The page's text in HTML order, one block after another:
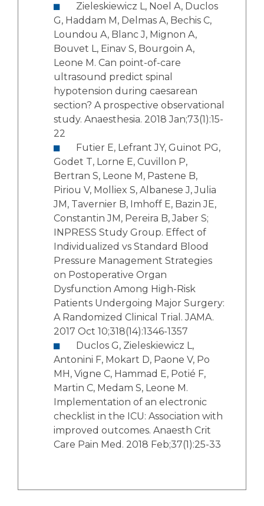
G, Haddam M, Delmas A, Bechis C,
Loundou A, Blanc J, Mignon A,
Bouvet L, Einav S, Bourgoin A,
Leone M. Can point-of-care
ultrasound predict spinal
hypotension during caesarean
section? A prospective observational
study. Anaesthesia. 2018 Jan;73(1):15-
22
Godet T, Lorne E, Cuvillon P,
Bertran S, Leone M, Pastene B,
Piriou V, Molliex S, Albanese J, Julia
JM, Tavernier B, Imhoff E, Bazin JE,
Constantin JM, Pereira B, Jaber S;
INPRESS Study Group. Effect of
Individualized vs Standard Blood
Pressure Management Strategies
on Postoperative Organ
Dysfunction Among High-Risk
Patients Undergoing Major Surgery:
A Randomized Clinical Trial. JAMA.
2017 Oct 10;318(14):1346-1357
Antonini F, Mokart D, Paone V, Po
MH, Vigne C, Hammad E, Potié F,
Martin C, Medam S, Leone M.
Implementation of an electronic
checklist in the ICU: Association with
improved outcomes. Anaesth Crit
Care Pain Med. 2018 Feb;37(1):25-33